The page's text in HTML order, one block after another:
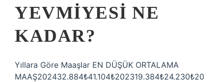
YEVMIYESI NE
KADAR?
Yıllara Göre Maaşlar EN DÜŞÜK ORTALAMA
MAAŞ202432.884₺41.104₺202319.384₺24.230₺20